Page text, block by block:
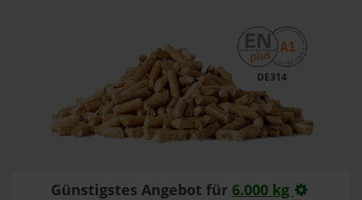
DE314
Günstigstes Angebot für 6.000 kg